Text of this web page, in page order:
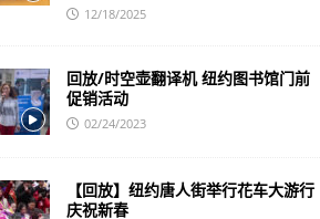
12/18/2025
回放/时空壶翻译机 纽约图书馆门前
促销活动
02/24/2023
【回放】纽约唐人街举行花车大游行
庆祝新春